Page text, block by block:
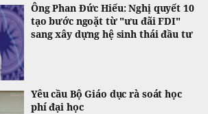
Ông Phan Đức Hiếu: Nghị quyết 10
tạo bước ngoặt từ "ưu đãi FDI"
sang xây dựng hệ sinh thái đầu tư
Yêu cầu Bộ Giáo dục rà soát học
phí đại học